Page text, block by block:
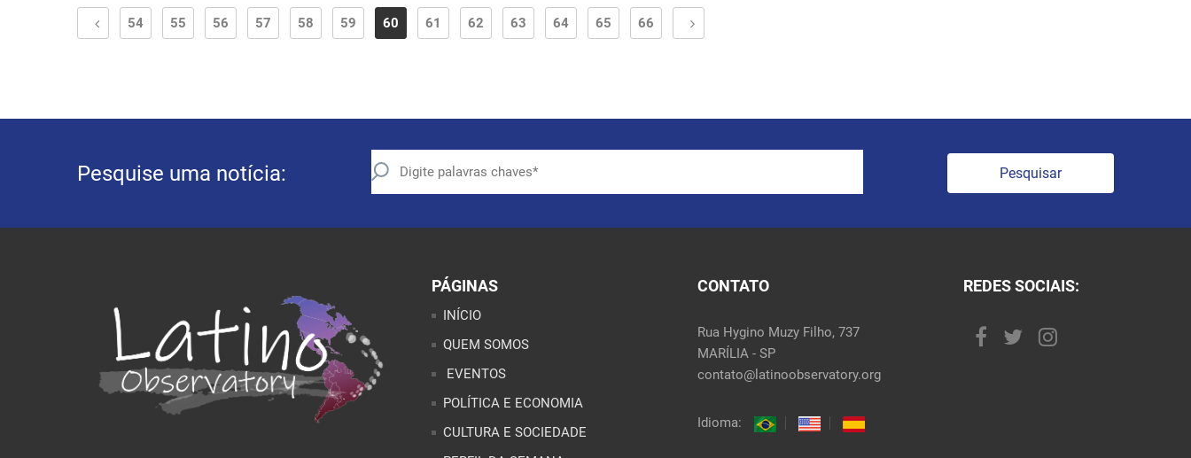
54 55 56 57 58 59 60 61 62 63 64 65 66
Pesquise uma notícia: Pesquisar
PÁGINAS
INÍCIO
QUEM SOMOS
EVENTOS
POLÍTICA E ECONOMIA
CULTURA E SOCIEDADE
CONTATO
Rua Hygino Muzy Filho, 737
MARÍLIA - SP
contato@latinoobservatory.org
Idioma:
REDES SOCIAIS: